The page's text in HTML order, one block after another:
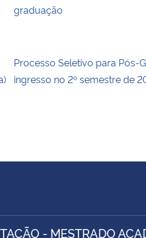
graduação
Processo Seletivo para Pós-
ingresso no 2º semestre de
- MESTRADO